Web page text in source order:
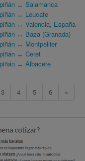
↔ Salamanca
↔ Leucate
↔ Valencia, España
↔ Baza (Granada)
↔ Montpellier
↔ Ceret
↔ Albacete
3 4 5 6 »